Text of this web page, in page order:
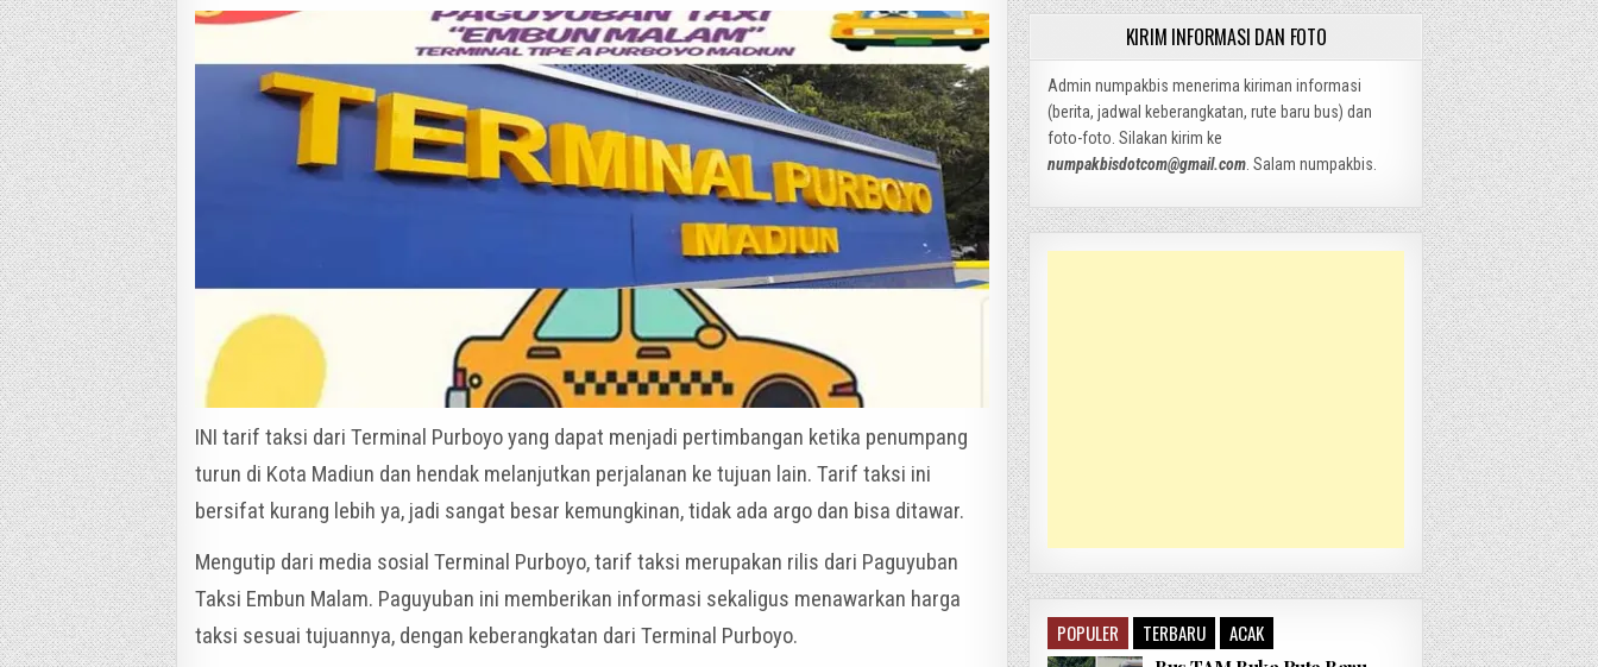
INI tarif taksi dari Terminal Purboyo yang dapat menjadi pertimbangan ketika penumpang
turun di Kota Madiun dan hendak melanjutkan perjalanan ke tujuan lain. Tarif taksi ini
bersifat kurang lebih ya, jadi sangat besar kemungkinan, tidak ada argo dan bisa ditawar.
Mengutip dari media sosial Terminal Purboyo, tarif taksi merupakan rilis dari Paguyuban
Taksi Embun Malam. Paguyuban ini memberikan informasi sekaligus menawarkan harga
taksi sesuai tujuannya, dengan keberangkatan dari Terminal Purboyo.
KIRIM INFORMASI DAN FOTO
Admin numpakbis menerima kiriman informasi
(berita, jadwal keberangkatan, rute baru bus) dan
foto-foto. Silakan kirim ke
numpakbisdotcom@gmail.com . Salam numpakbis.
POPULER TERBARU ACAK